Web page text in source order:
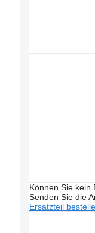
Können Sie kein
Senden Sie die
Ersatzteil